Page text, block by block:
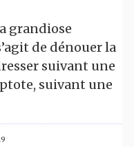
grandiose
de dénouer la
suivant une
suivant une
2025